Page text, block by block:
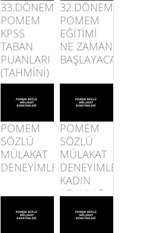
33.DÖNEM
POMEM
KPSS
TABAN
PUANLARI
(TAHMİNİ)
32.DÖNEM
POMEM
EĞİTİMİ
NE ZAMAN
BAŞLAYACAK
POMEM
SÖZLÜ
MÜLAKAT
DENEYİMLERİ
POMEM
SÖZLÜ
MÜLAKAT
DENEYİMLERİ
KADIN
ADAYLAR